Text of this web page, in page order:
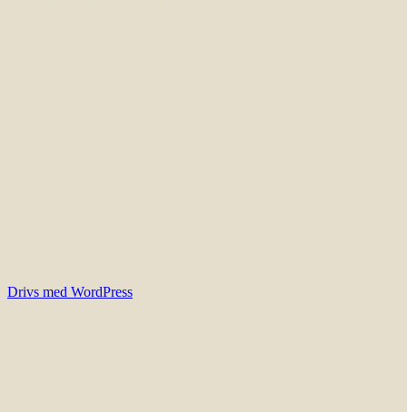
Drivs med WordPress